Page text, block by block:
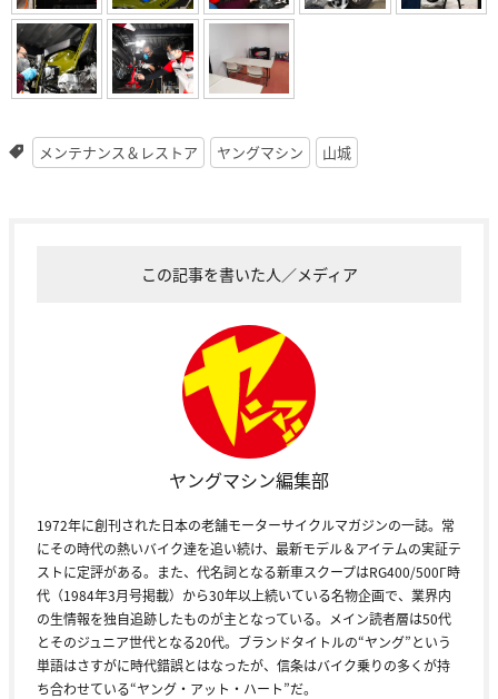
メンテナンス＆レストア ヤングマシン 山城
この記事を書いた人／メディア
ヤングマシン編集部
1972年に創刊された日本の老舗モーターサイクルマガジンの一誌。常
にその時代の熱いバイク達を追い続け、最新モデル＆アイテムの実証テ
ストに定評がある。また、代名詞となる新車スクープはRG400/500Γ時
代（1984年3月号掲載）から30年以上続いている名物企画で、業界内
の生情報を独自追跡したものが主となっている。メイン読者層は50代
とそのジュニア世代となる20代。ブランドタイトルの“ヤング”という
単語はさすがに時代錯誤とはなったが、信条はバイク乗りの多くが持
ち合わせている“ヤング・アット・ハート”だ。